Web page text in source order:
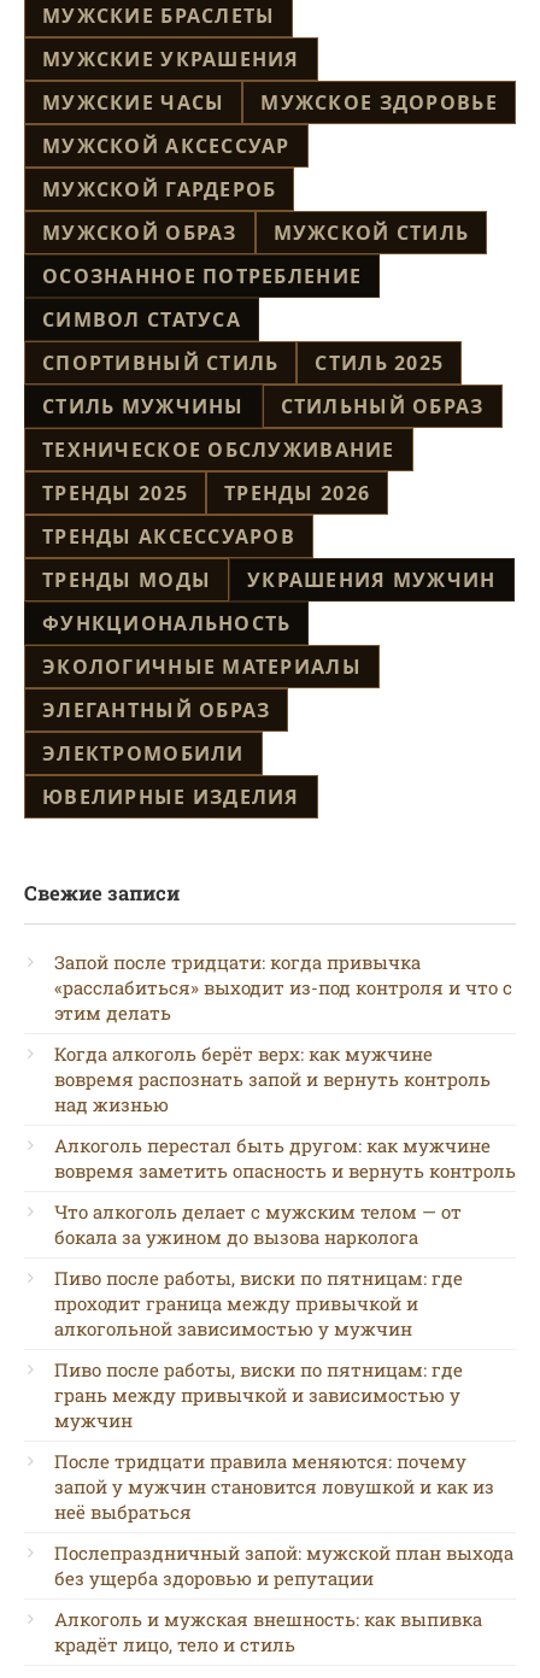
МУЖСКИЕ БРАСЛЕТЫ
МУЖСКИЕ УКРАШЕНИЯ
МУЖСКИЕ ЧАСЫ
МУЖСКОЕ ЗДОРОВЬЕ
МУЖСКОЙ АКСЕССУАР
МУЖСКОЙ ГАРДЕРОБ
МУЖСКОЙ ОБРАЗ
МУЖСКОЙ СТИЛЬ
ОСОЗНАННОЕ ПОТРЕБЛЕНИЕ
СИМВОЛ СТАТУСА
СПОРТИВНЫЙ СТИЛЬ
СТИЛЬ 2025
СТИЛЬ МУЖЧИНЫ
СТИЛЬНЫЙ ОБРАЗ
ТЕХНИЧЕСКОЕ ОБСЛУЖИВАНИЕ
ТРЕНДЫ 2025
ТРЕНДЫ 2026
ТРЕНДЫ АКСЕССУАРОВ
ТРЕНДЫ МОДЫ
УКРАШЕНИЯ МУЖЧИН
ФУНКЦИОНАЛЬНОСТЬ
ЭКОЛОГИЧНЫЕ МАТЕРИАЛЫ
ЭЛЕГАНТНЫЙ ОБРАЗ
ЭЛЕКТРОМОБИЛИ
ЮВЕЛИРНЫЕ ИЗДЕЛИЯ
Свежие записи
Запой после тридцати: когда привычка
«расслабиться» выходит из-под контроля и что с
этим делать
Когда алкоголь берёт верх: как мужчине
вовремя распознать запой и вернуть контроль
над жизнью
Алкоголь перестал быть другом: как мужчине
вовремя заметить опасность и вернуть контроль
Что алкоголь делает с мужским телом — от
бокала за ужином до вызова нарколога
Пиво после работы, виски по пятницам: где
проходит граница между привычкой и
алкогольной зависимостью у мужчин
Пиво после работы, виски по пятницам: где
грань между привычкой и зависимостью у
мужчин
После тридцати правила меняются: почему
запой у мужчин становится ловушкой и как из
неё выбраться
Послепраздничный запой: мужской план выхода
без ущерба здоровью и репутации
Алкоголь и мужская внешность: как выпивка
крадёт лицо, тело и стиль